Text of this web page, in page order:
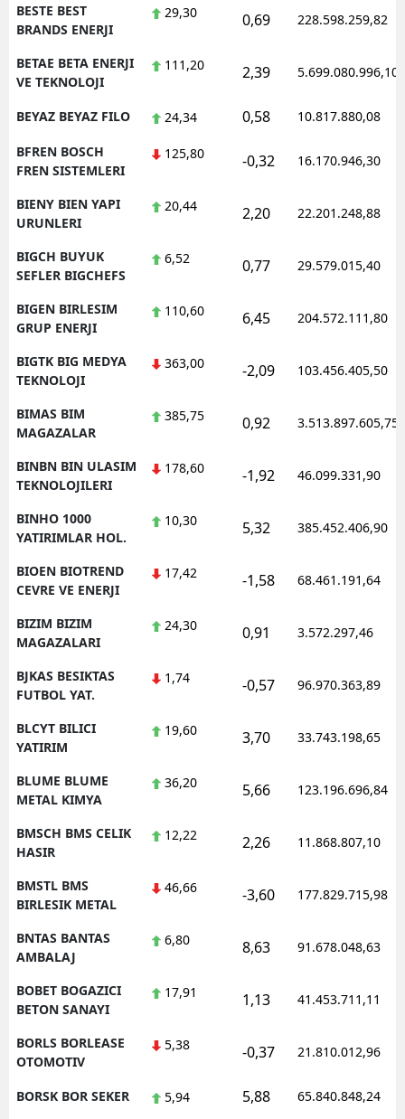
BESTE BEST
BRANDS ENERJI
29,30 0,69 228.598.259,82
BETAE BETA ENERJI
VE TEKNOLOJI
111,20 2,39 5.699.080.996,10
BEYAZ BEYAZ FILO 24,34 0,58 10.817.880,08
BFREN BOSCH
FREN SISTEMLERI
125,80 -0,32 16.170.946,30
BIENY BIEN YAPI
URUNLERI
20,44 2,20 22.201.248,88
BIGCH BUYUK
SEFLER BIGCHEFS
6,52 0,77 29.579.015,40
BIGEN BIRLESIM
GRUP ENERJI
110,60 6,45 204.572.111,80
BIGTK BIG MEDYA
TEKNOLOJI
363,00 -2,09 103.456.405,50
BIMAS BIM
MAGAZALAR
385,75 0,92 3.513.897.605,75
BINBN BIN ULASIM
TEKNOLOJILERI
178,60 -1,92 46.099.331,90
BINHO 1000
YATIRIMLAR HOL.
10,30 5,32 385.452.406,90
BIOEN BIOTREND
CEVRE VE ENERJI
17,42 -1,58 68.461.191,64
BIZIM BIZIM
MAGAZALARI
24,30 0,91 3.572.297,46
BJKAS BESIKTAS
FUTBOL YAT.
1,74 -0,57 96.970.363,89
BLCYT BILICI
YATIRIM
19,60 3,70 33.743.198,65
BLUME BLUME
METAL KIMYA
36,20 5,66 123.196.696,84
BMSCH BMS CELIK
HASIR
12,22 2,26 11.868.807,10
BMSTL BMS
BIRLESIK METAL
46,66 -3,60 177.829.715,98
BNTAS BANTAS
AMBALAJ
6,80 8,63 91.678.048,63
BOBET BOGAZICI
BETON SANAYI
17,91 1,13 41.453.711,11
BORLS BORLEASE
OTOMOTIV
5,38 -0,37 21.810.012,96
BORSK BOR SEKER 5,94 5,88 65.840.848,24